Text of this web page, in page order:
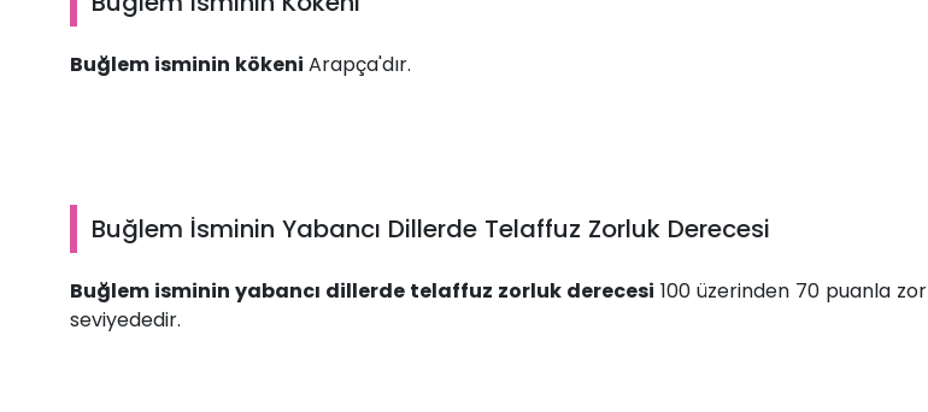
Buğlem isminin kökeni Arapça'dır.
Buğlem İsminin Yabancı Dillerde Telaffuz Zorluk Derecesi
Buğlem isminin yabancı dillerde telaffuz zorluk derecesi 100 üzerinden 70 puanla zor
seviyededir.